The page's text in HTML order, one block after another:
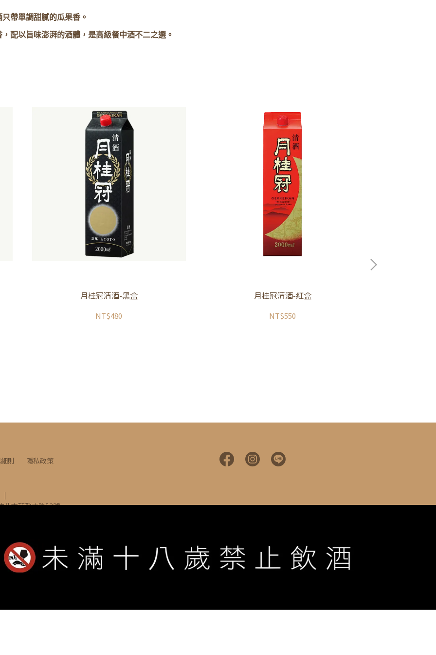
帶單調甜膩的瓜果香。
配以旨味澎湃的酒體，是高級餐中酒不二之選。
月桂冠清酒-黑盒
NT$480
月桂冠清酒-紅盒
NT$550
則 隱私政策
北市莊敬南路53號